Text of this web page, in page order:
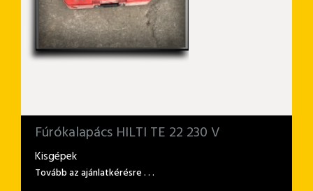
Fúrókalapács HILTI TE 22 230 V
Kisgépek
Tovább az ajánlatkérésre . . .